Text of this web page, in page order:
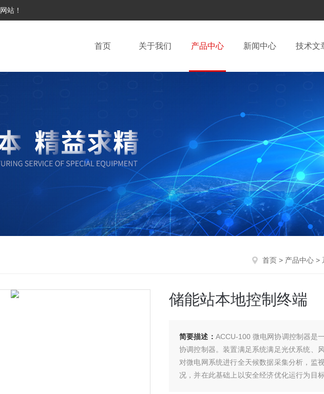
网站！
首页 关于我们 产品中心 新闻中心 技术文
首页 > 产品中心 >
储能站本地控制终端
简要描述： ACCU-100 微电网协调控制器是
协调控制器。装置满足系统满足光伏系统、
对微电网系统进行全天候数据采集分析，监
况，并在此基础上以安全经济优化运行为目